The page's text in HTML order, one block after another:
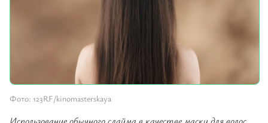
Фото: 123RF/kinomasterskaya